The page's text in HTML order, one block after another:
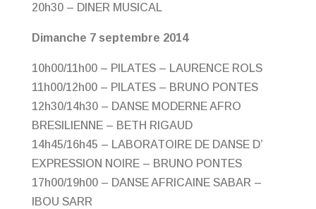
20h30 – DINER MUSICAL
Dimanche 7 septembre 2014
10h00/11h00 – PILATES – LAURENCE ROLS
11h00/12h00 – PILATES – BRUNO PONTES
12h30/14h30 – DANSE MODERNE AFRO
BRESILIENNE – BETH RIGAUD
14h45/16h45 – LABORATOIRE DE DANSE D’
EXPRESSION NOIRE – BRUNO PONTES
17h00/19h00 – DANSE AFRICAINE SABAR –
IBOU SARR